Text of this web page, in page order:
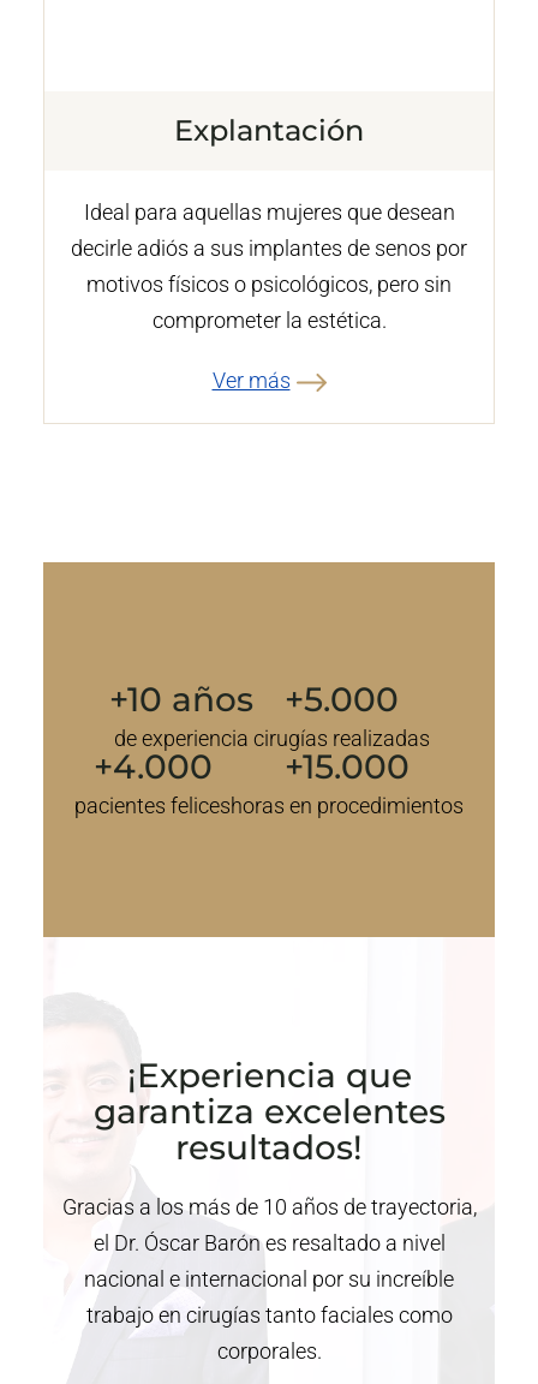
Explantación
Ideal para aquellas mujeres que desean
decirle adiós a sus implantes de senos por
motivos físicos o psicológicos, pero sin
comprometer la estética.
Ver más
+10 años
de experiencia
+5.000
cirugías realizadas
+4.000
pacientes felices
+15.000
horas en procedimientos
¡Experiencia que
garantiza excelentes
resultados!
Gracias a los más de 10 años de trayectoria,
el Dr. Óscar Barón es resaltado a nivel
nacional e internacional por su increíble
trabajo en cirugías tanto faciales como
corporales.